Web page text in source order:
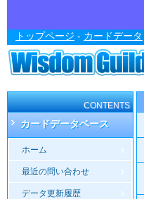
トップページ - カードデータ
CONTENTS
カードデータベース
ホーム
最近の問い合わせ
データ更新履歴